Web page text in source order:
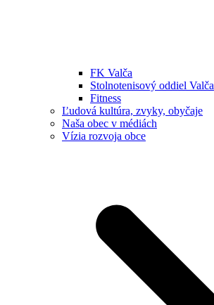
FK Valča
Stolnotenisový oddiel Valča
Fitness
Ľudová kultúra, zvyky, obyčaje
Naša obec v médiách
Vízia rozvoja obce